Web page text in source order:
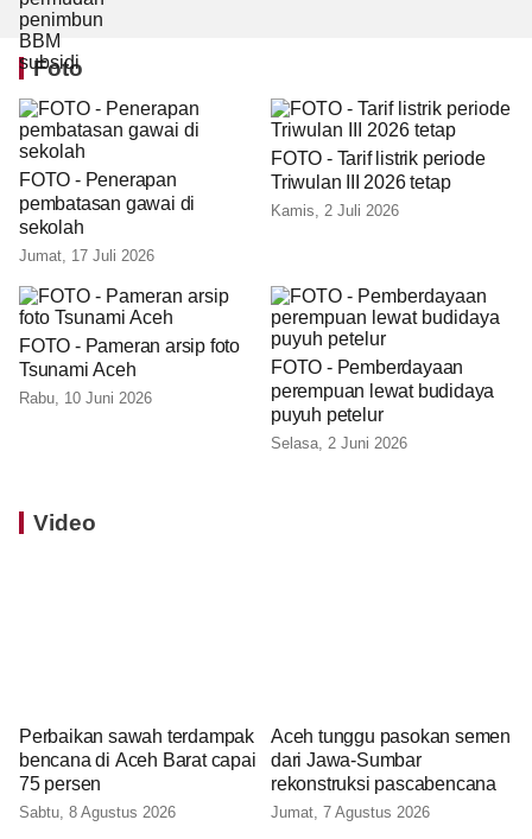
Foto
FOTO - Penerapan
pembatasan gawai di
sekolah
Jumat, 17 Juli 2026
FOTO - Tarif listrik periode
Triwulan III 2026 tetap
Kamis, 2 Juli 2026
FOTO - Pameran arsip foto
Tsunami Aceh
Rabu, 10 Juni 2026
FOTO - Pemberdayaan
perempuan lewat budidaya
puyuh petelur
Selasa, 2 Juni 2026
Video
Perbaikan sawah terdampak
bencana di Aceh Barat capai
75 persen
Sabtu, 8 Agustus 2026
Aceh tunggu pasokan semen
dari Jawa-Sumbar
rekonstruksi pascabencana
Jumat, 7 Agustus 2026